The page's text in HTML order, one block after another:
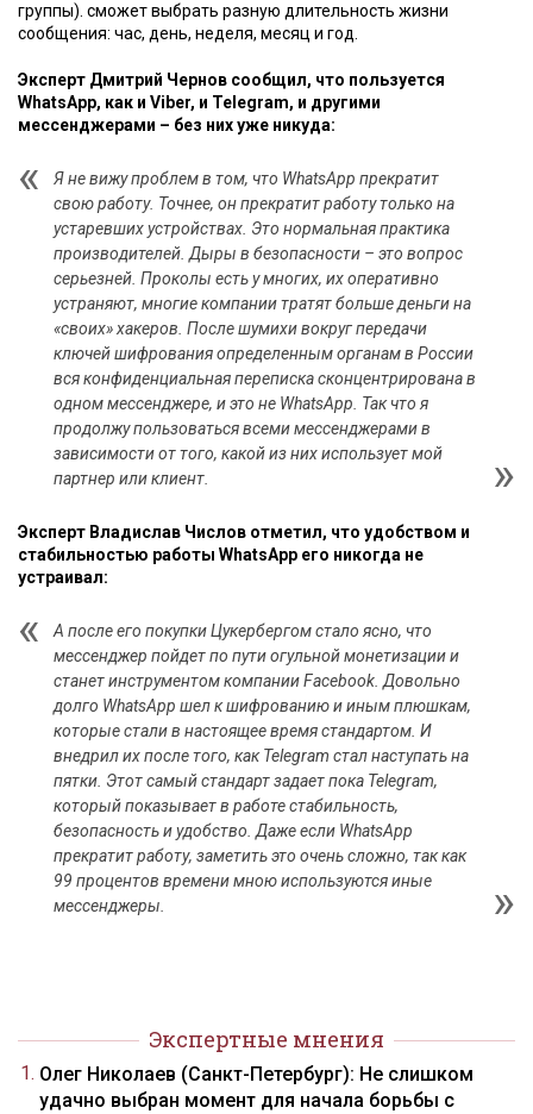
группы). сможет выбрать разную длительность жизни
сообщения: час, день, неделя, месяц и год.
Эксперт Дмитрий Чернов сообщил, что пользуется
WhatsApp, как и Viber, и Telegram, и другими
мессенджерами – без них уже никуда:
Я не вижу проблем в том, что WhatsApp прекратит
свою работу. Точнее, он прекратит работу только на
устаревших устройствах. Это нормальная практика
производителей. Дыры в безопасности – это вопрос
серьезней. Проколы есть у многих, их оперативно
устраняют, многие компании тратят больше деньги на
«своих» хакеров. После шумихи вокруг передачи
ключей шифрования определенным органам в России
вся конфиденциальная переписка сконцентрирована в
одном мессенджере, и это не WhatsApp. Так что я
продолжу пользоваться всеми мессенджерами в
зависимости от того, какой из них использует мой
партнер или клиент.
Эксперт Владислав Числов отметил, что удобством и
стабильностью работы WhatsApp его никогда не
устраивал:
А после его покупки Цукербергом стало ясно, что
мессенджер пойдет по пути огульной монетизации и
станет инструментом компании Facebook. Довольно
долго WhatsApp шел к шифрованию и иным плюшкам,
которые стали в настоящее время стандартом. И
внедрил их после того, как Telegram стал наступать на
пятки. Этот самый стандарт задает пока Telegram,
который показывает в работе стабильность,
безопасность и удобство. Даже если WhatsApp
прекратит работу, заметить это очень сложно, так как
99 процентов времени мною используются иные
мессенджеры.
Экспертные мнения
Олег Николаев (Санкт-Петербург): Не слишком
удачно выбран момент для начала борьбы с